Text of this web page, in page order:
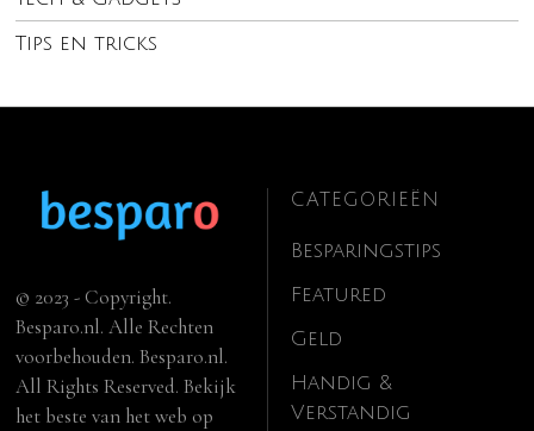
Tips en tricks
© 2023 - Copyright.
Besparo.nl. Alle Rechten
voorbehouden. Besparo.nl.
All Rights Reserved. Bekijk
het beste van het web op
CATEGORIEËN
Besparingstips
Featured
Geld
Handig &
Verstandig